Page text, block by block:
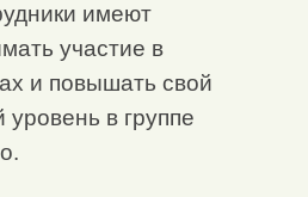
имеют
участие в
и повышать свой
в группе